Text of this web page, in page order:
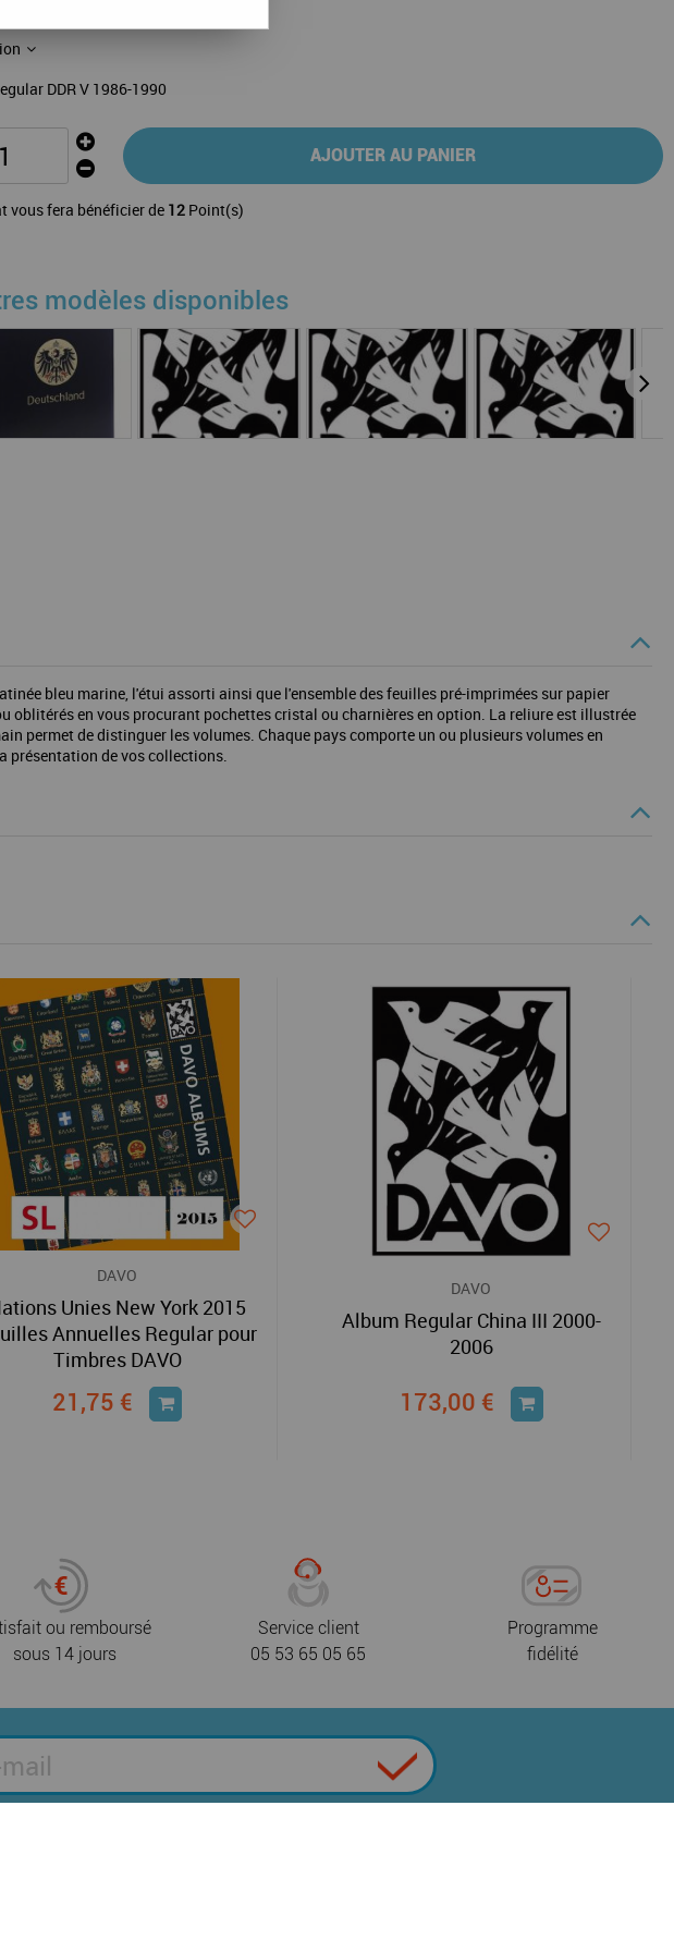
DDR V 1986-1990
AJOUTER AU PANIER
vous fera bénéficier de 12 Point(s)
modèles disponibles
bleu marine, l'étui assorti ainsi que l'ensemble des feuilles pré-imprimées sur papier
oblitérés en vous procurant pochettes cristal ou charnières en option. La reliure est illustrée
permet de distinguer les volumes. Chaque pays comporte un ou plusieurs volumes en
présentation de vos collections.
DAVO
Unies New York 2015
Annuelles Regular pour
Timbres DAVO
21,75 €
DAVO
Album Regular China III 2000-
2006
173,00 €
ou remboursé
sous 14 jours
Service client
05 53 65 05 65
Programme
fidélité